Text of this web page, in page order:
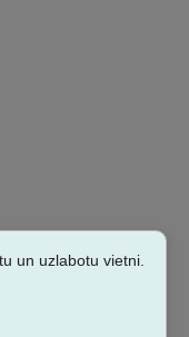
un uzlabotu vietni.